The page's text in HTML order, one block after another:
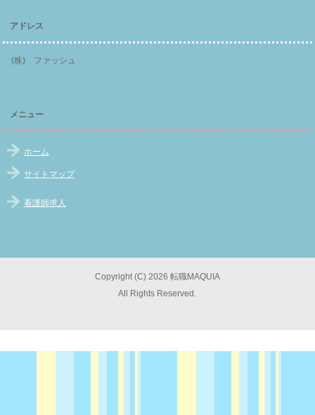
アドレス
(株) ファッシュ
メニュー
ホーム
サイトマップ
看護師求人
Copyright (C) 2026 転職MAQUIA
All Rights Reserved.